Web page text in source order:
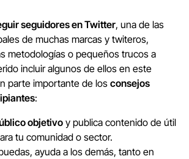
seguidores en Twitter, una de las
de muchas marcas y twiteros,
metodologías o pequeños trucos a
incluir algunos de ellos en este
parte importante de los consejos
:
objetivoy publica contenido de útil
tu comunidad o sector.
ayuda a los demás, tanto en